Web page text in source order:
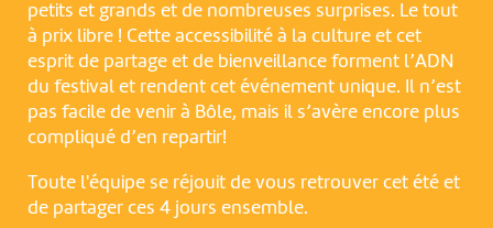
petits et grands et de nombreuses surprises. Le tout
à prix libre ! Cette accessibilité à la culture et cet
esprit de partage et de bienveillance forment l’ADN
du festival et rendent cet événement unique. Il n’est
pas facile de venir à Bôle, mais il s’avère encore plus
compliqué d’en repartir!
Toute l'équipe se réjouit de vous retrouver cet été et
de partager ces 4 jours ensemble.